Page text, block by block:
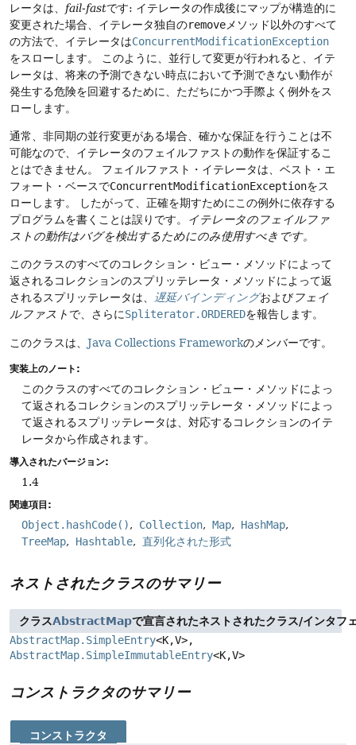
レータは、 fail-fastです: イテレータの作成後にマップが構造的に
変更された場合、イテレータ独自のremove メソッド以外のすべて
の方法で、イテレータはConcurrentModificationException
をスローします。
このように、並行して変更が行われると、イテ
レータは、将来の予測できない時点において予測できない動作が
発生する危険を回避するために、ただちにかつ手際よく例外をス
ローします。
通常、非同期の並行変更がある場合、確かな保証を行うことは不
可能なので、イテレータのフェイルファストの動作を保証するこ
とはできません。
フェイルファスト・イテレータは、ベスト・エ
フォート・ベースでConcurrentModificationExceptionをス
ローします。
したがって、正確を期すためにこの例外に依存する
プログラムを書くことは誤りです。
イテレータのフェイルファ
ストの動作はバグを検出するためにのみ使用すべきです。
このクラスのすべてのコレクション・ビュー・メソッドによって
返されるコレクションのスプリッテレータ・メソッドによって返
されるスプリッテレータは、 遅延バインディングおよびフェイ
ルファスト で、さらにSpliterator.ORDEREDを報告します。
このクラスは、 Java Collections Frameworkのメンバーです。
実装上のノート:
このクラスのすべてのコレクション・ビュー・メソッドによっ
て返されるコレクションのスプリッテレータ・メソッドによっ
て返されるスプリッテレータは、対応するコレクションのイテ
レータから作成されます。
導入されたバージョン:
1.4
関連項目:
Object.hashCode() Collection Map
HashMap
TreeMap
Hashtable 直列化された形式
ネストされたクラスのサマリー
クラスAbstractMapで宣言されたネストされたクラス/インタフ
AbstractMap.SimpleEntry<K,V>,
AbstractMap.SimpleImmutableEntry<K,V>
コンストラクタのサマリー
コンストラクタ